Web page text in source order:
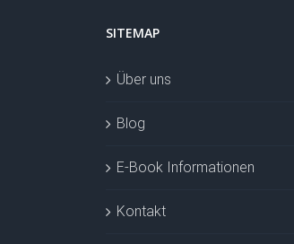
SITEMAP
Über uns
Blog
E-Book Informationen
Kontakt